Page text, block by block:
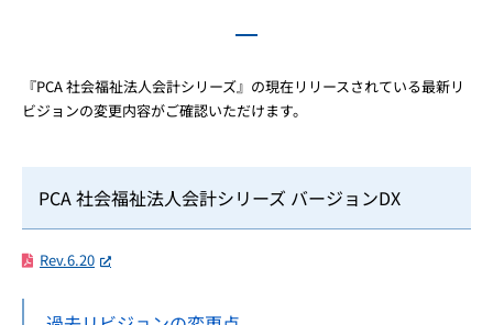
『PCA 社会福祉法人会計シリーズ』の現在リリースされている最新リ
ビジョンの変更内容がご確認いただけます。
PCA 社会福祉法人会計シリーズ バージョンDX
Rev.6.20